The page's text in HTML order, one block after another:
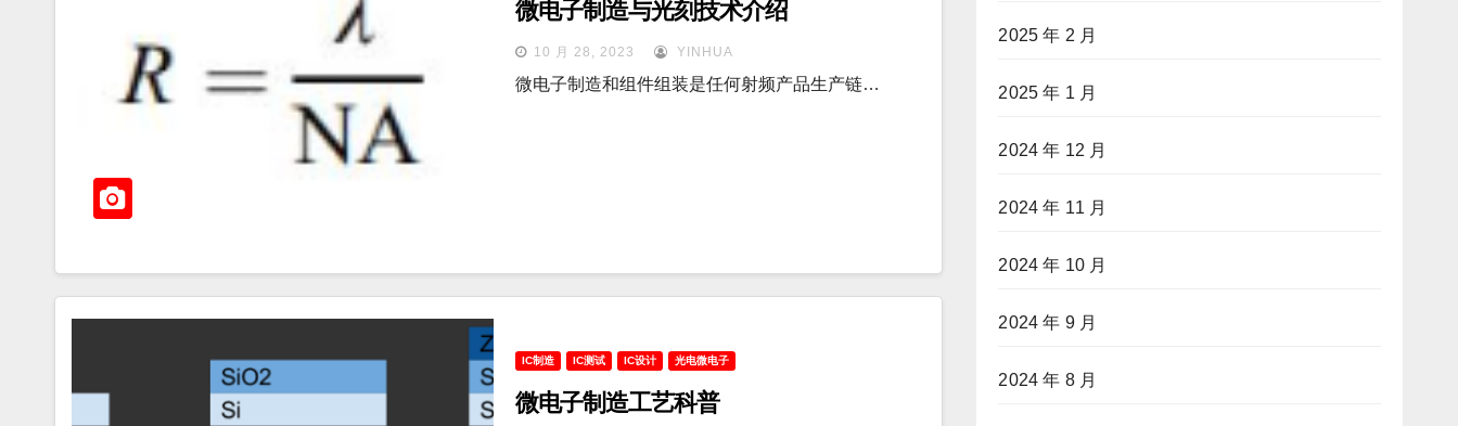
微电子制造与光刻技术介绍
10 月 28, 2023 YINHUA
微电子制造和组件组装是任何射频产品生产链…
IC制造 IC测试 IC设计 光电微电子
微电子制造工艺科普
2025 年 2 月
2025 年 1 月
2024 年 12 月
2024 年 11 月
2024 年 10 月
2024 年 9 月
2024 年 8 月